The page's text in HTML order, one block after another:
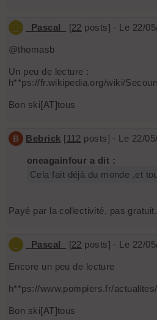
_Pascal_ [22 posts] - Le 22/
@thomasb
Un peu de lecture :
h**ps://fr.wikipedia.org/wiki/
Bon ski[AT]tous
B Bebrick [112 posts] - Le 22/
oneagainfour a dit :
Cela fait déjà du monde ,et
Payé par la collectivité, pas
_Pascal_ [22 posts] - Le 22/
Encore un peu de lecture
h**ps://www.pompiers.fr/
Bon ski[AT]tous